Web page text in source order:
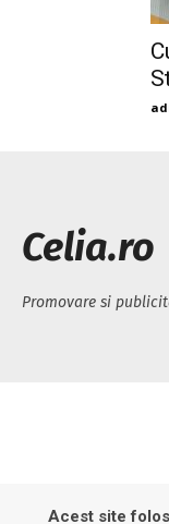
Celia.ro
Promovare si
Acest site